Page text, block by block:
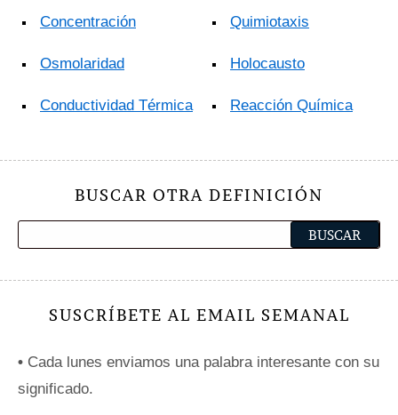
Concentración
Osmolaridad
Conductividad Térmica
Quimiotaxis
Holocausto
Reacción Química
BUSCAR OTRA DEFINICIÓN
SUSCRÍBETE AL EMAIL SEMANAL
• Cada lunes enviamos una palabra interesante con su
significado.